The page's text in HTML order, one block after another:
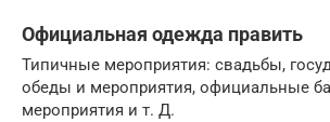
Официальная одежда править
Типичные мероприятия: свадьбы,
обеды и мероприятия, официальные
мероприятия и т. Д.